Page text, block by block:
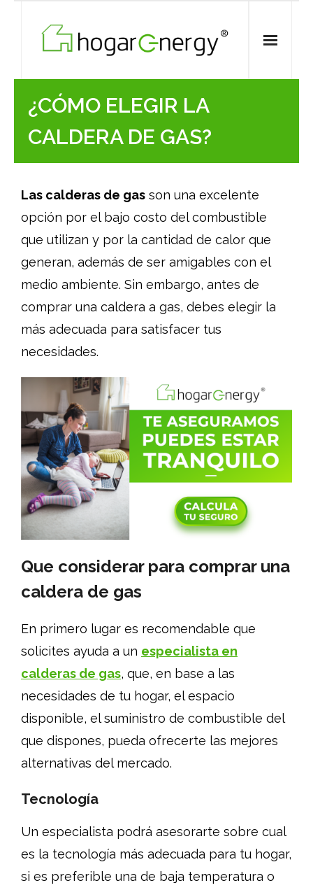
¿CÓMO ELEGIR LA
CALDERA DE GAS?
Las calderas de gas son una excelente
opción por el bajo costo del combustible
que utilizan y por la cantidad de calor que
generan, además de ser amigables con el
medio ambiente. Sin embargo, antes de
comprar una caldera a gas, debes elegir la
más adecuada para satisfacer tus
necesidades.
Que considerar para comprar una
caldera de gas
En primero lugar es recomendable que
solicites ayuda a un especialista en
calderas de gas, que, en base a las
necesidades de tu hogar, el espacio
disponible, el suministro de combustible del
que dispones, pueda ofrecerte las mejores
alternativas del mercado.
Tecnología
Un especialista podrá asesorarte sobre cual
es la tecnología más adecuada para tu hogar,
si es preferible una de baja temperatura o